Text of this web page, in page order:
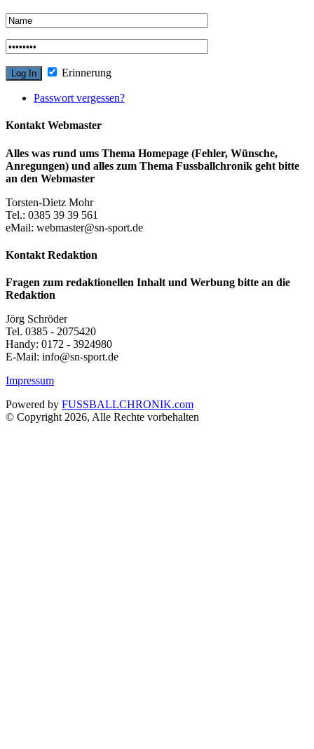
Erinnerung
Passwort vergessen?
Kontakt Webmaster
Alles was rund ums Thema Homepage (Fehler, Wünsche,
Anregungen) und alles zum Thema Fussballchronik geht bitte
an den Webmaster
Torsten-Dietz Mohr
Tel.: 0385 39 39 561
eMail: webmaster@sn-sport.de
Kontakt Redaktion
Fragen zum redaktionellen Inhalt und Werbung bitte an die
Redaktion
Jörg Schröder
Tel. 0385 - 2075420
Handy: 0172 - 3924980
E-Mail: info@sn-sport.de
Impressum
Powered by FUSSBALLCHRONIK.com
© Copyright 2026, Alle Rechte vorbehalten